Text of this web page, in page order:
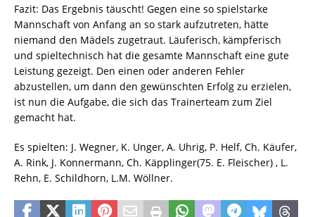
Fazit: Das Ergebnis täuscht! Gegen eine so spielstarke
Mannschaft von Anfang an so stark aufzutreten, hätte
niemand den Mädels zugetraut. Läuferisch, kämpferisch
und spieltechnisch hat die gesamte Mannschaft eine gute
Leistung gezeigt. Den einen oder anderen Fehler
abzustellen, um dann den gewünschten Erfolg zu erzielen,
ist nun die Aufgabe, die sich das Trainerteam zum Ziel
gemacht hat.
Es spielten: J. Wegner, K. Unger, A. Uhrig, P. Helf, Ch. Käufer,
A. Rink, J. Konnermann, Ch. Käpplinger(75. E. Fleischer) , L.
Rehn, E. Schildhorn, L.M. Wöllner.